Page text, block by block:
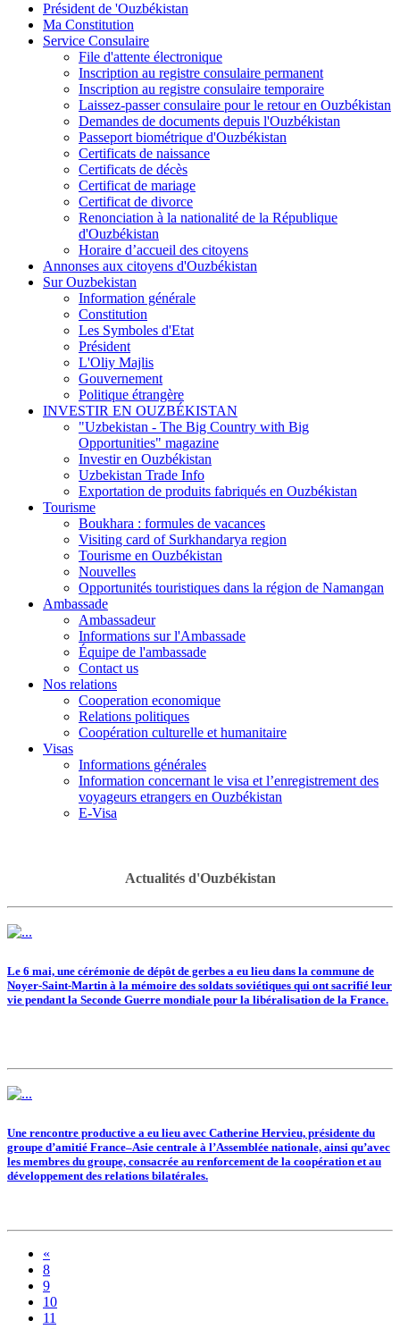
Président de 'Ouzbékistan
Ma Constitution
Service Consulaire
File d'attente électronique
Inscription au registre consulaire permanent
Inscription au registre consulaire temporaire
Laissez-passer consulaire pour le retour en Ouzbékistan
Demandes de documents depuis l'Ouzbékistan
Passeport biométrique d'Ouzbékistan
Certificats de naissance
Certificats de décès
Certificat de mariage
Certificat de divorce
Renonciation à la nationalité de la République
d'Ouzbékistan
Horaire d’accueil des citoyens
Annonses aux citoyens d'Ouzbékistan
Sur Ouzbekistan
Information générale
Constitution
Les Symboles d'Etat
Président
L'Oliy Majlis
Gouvernement
Politique étrangère
INVESTIR EN OUZBÉKISTAN
"Uzbekistan - The Big Country with Big
Opportunities" magazine
Investir en Ouzbékistan
Uzbekistan Trade Info
Exportation de produits fabriqués en Ouzbékistan
Tourisme
Boukhara : formules de vacances
Visiting card of Surkhandarya region
Tourisme en Ouzbékistan
Nouvelles
Opportunités touristiques dans la région de Namangan
Ambassade
Ambassadeur
Informations sur l'Ambassade
Équipe de l'ambassade
Contact us
Nos relations
Cooperation economique
Relations politiques
Coopération culturelle et humanitaire
Visas
Informations générales
Information concernant le visa et l’enregistrement des
voyageurs etrangers en Ouzbékistan
E-Visa
Actualités d'Ouzbékistan
Le 6 mai, une cérémonie de dépôt de gerbes a eu lieu dans la commune de
Noyer-Saint-Martin à la mémoire des soldats soviétiques qui ont sacrifié leur
vie pendant la Seconde Guerre mondiale pour la libéralisation de la France.
Une rencontre productive a eu lieu avec Catherine Hervieu, présidente du
groupe d’amitié France–Asie centrale à l’Assemblée nationale, ainsi qu’avec
les membres du groupe, consacrée au renforcement de la coopération et au
développement des relations bilatérales.
«
8
9
10
11